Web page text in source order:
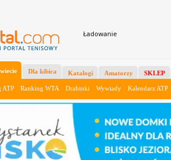
Ładowanie
ATP Ranking WTA Drabinki Wywiady Kalendarz ATP
Dla kibica Katalogi Amatorzy SKLEP